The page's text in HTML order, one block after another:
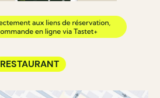
RESTAURANT